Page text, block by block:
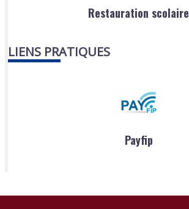
Restauration scolaire
LIENS PRATIQUES
Payfip